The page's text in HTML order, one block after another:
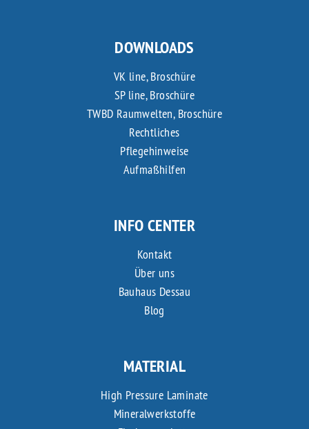
DOWNLOADS
VK line, Broschüre
SP line, Broschüre
TWBD Raumwelten, Broschüre
Rechtliches
Pflegehinweise
Aufmaßhilfen
INFO CENTER
Kontakt
Über uns
Bauhaus Dessau
Blog
MATERIAL
High Pressure Laminate
Mineralwerkstoffe